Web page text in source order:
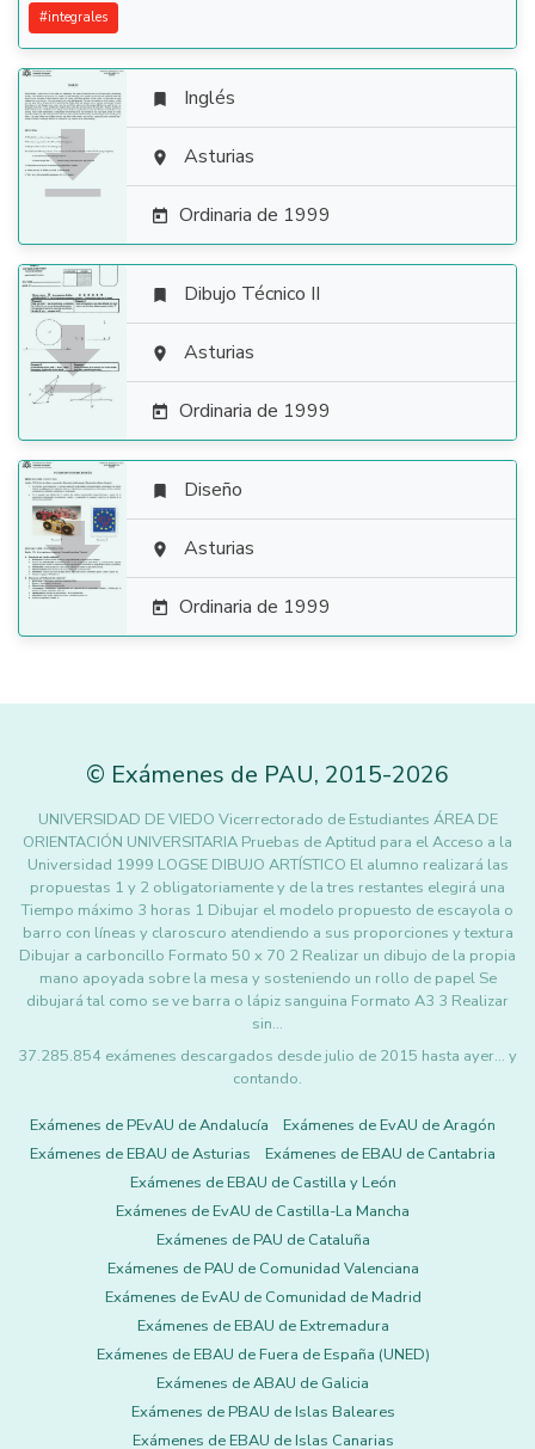
#integrales

 Inglés
 Asturias
 Ordinaria de 1999

 Dibujo Técnico II
 Asturias
 Ordinaria de 1999

 Diseño
 Asturias
 Ordinaria de 1999
© Exámenes de PAU, 2015-2026
UNIVERSIDAD DE VIEDO Vicerrectorado de Estudiantes ÁREA DE
ORIENTACIÓN UNIVERSITARIA Pruebas de Aptitud para el Acceso a la
Universidad 1999 LOGSE DIBUJO ARTÍSTICO El alumno realizará las
propuestas 1 y 2 obligatoriamente y de la tres restantes elegirá una
Tiempo máximo 3 horas 1 Dibujar el modelo propuesto de escayola o
barro con líneas y claroscuro atendiendo a sus proporciones y textura
Dibujar a carboncillo Formato 50 x 70 2 Realizar un dibujo de la propia
mano apoyada sobre la mesa y sosteniendo un rollo de papel Se
dibujará tal como se ve barra o lápiz sanguina Formato A3 3 Realizar
sin…
37.285.854 exámenes descargados desde julio de 2015 hasta ayer... y
contando.
Exámenes de PEvAU de Andalucía
Exámenes de EvAU de Aragón
Exámenes de EBAU de Asturias
Exámenes de EBAU de Cantabria
Exámenes de EBAU de Castilla y León
Exámenes de EvAU de Castilla-La Mancha
Exámenes de PAU de Cataluña
Exámenes de PAU de Comunidad Valenciana
Exámenes de EvAU de Comunidad de Madrid
Exámenes de EBAU de Extremadura
Exámenes de EBAU de Fuera de España (UNED)
Exámenes de ABAU de Galicia
Exámenes de PBAU de Islas Baleares
Exámenes de EBAU de Islas Canarias